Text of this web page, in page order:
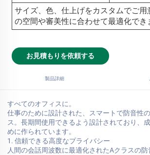
サイズ、色、仕上げをカスタムでご用
の空間や審美性に合わせて最適化でき
お見積もりを依頼する
製品詳細
すべてのオフィスに。
仕事のために設計された、スマートで防音性
ス。長期間使用できるよう設計されており、
めに作られています。
1. 信頼できる高度なプライバシー
人間の会話周波数に最適化されたAクラスの